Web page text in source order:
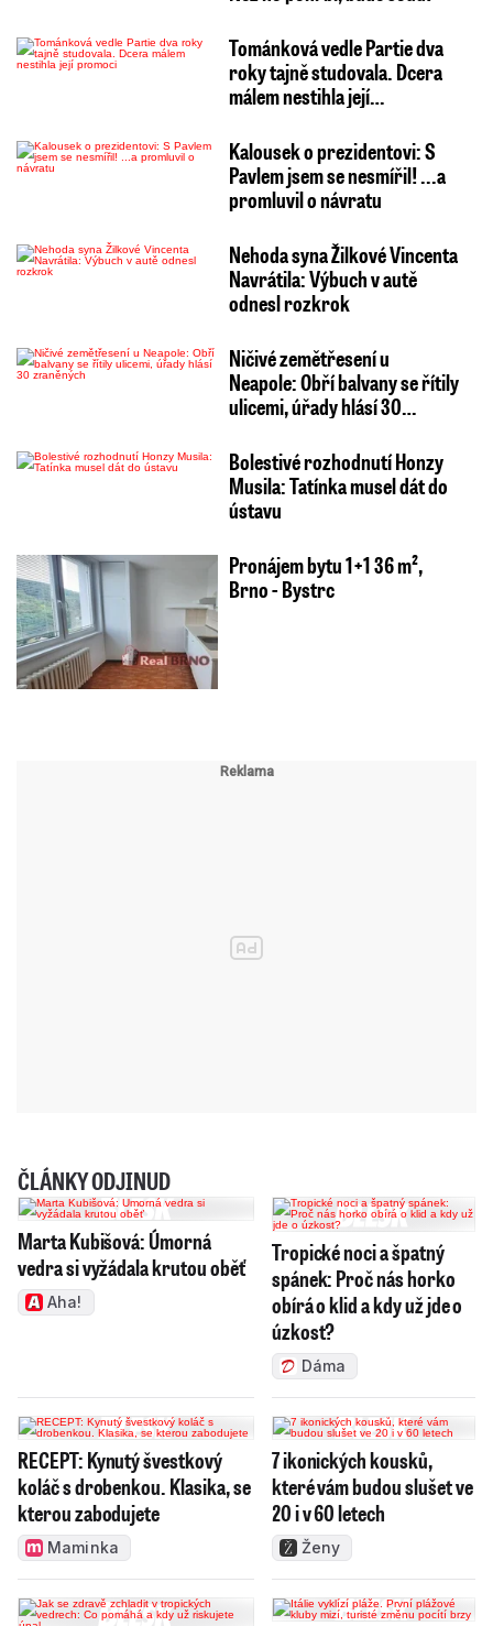
Tománková vedle Partie dva
roky tajně studovala. Dcera
málem nestihla její…
Kalousek o prezidentovi: S
Pavlem jsem se nesmířil! ...a
promluvil o návratu
Nehoda syna Žilkové Vincenta
Navrátila: Výbuch v autě
odnesl rozkrok
Ničivé zemětřesení u
Neapole: Obří balvany se řítily
ulicemi, úřady hlásí 30…
Bolestivé rozhodnutí Honzy
Musila: Tatínka musel dát do
ústavu
Pronájem bytu 1+1 36 m²,
Brno - Bystrc
ČLÁNKY ODJINUD
Marta Kubišová: Úmorná
vedra si vyžádala krutou oběť
Aha!
Tropické noci a špatný
spánek: Proč nás horko
obírá o klid a kdy už jde o
úzkost?
Dáma
RECEPT: Kynutý švestkový
koláč s drobenkou. Klasika, se
kterou zabodujete
Maminka
7 ikonických kousků,
které vám budou slušet ve
20 i v 60 letech
Ženy